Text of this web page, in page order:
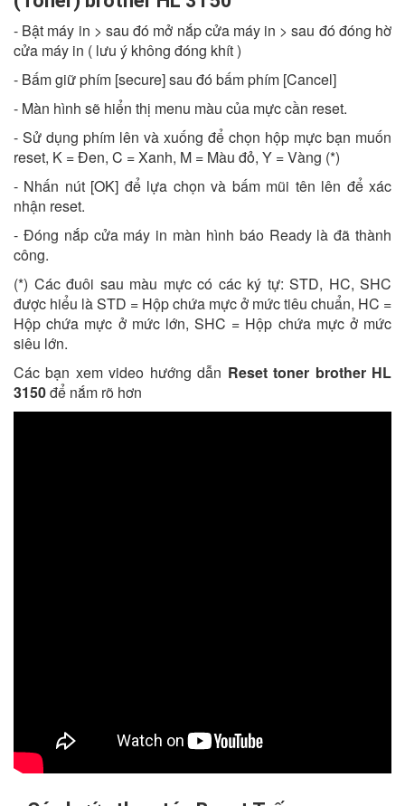
- Bật máy in > sau đó mở nắp cửa máy in > sau đó đóng hờ
cửa máy in ( lưu ý không đóng khít )
- Bấm giữ phím [secure] sau đó bấm phím [Cancel]
- Màn hình sẽ hiển thị menu màu của mực cần reset.
- Sử dụng phím lên và xuống để chọn hộp mực bạn muốn
reset, K = Đen, C = Xanh, M = Màu đỏ, Y = Vàng (*)
- Nhấn nút [OK] để lựa chọn và bấm mũi tên lên để xác
nhận reset.
- Đóng nắp cửa máy in màn hình báo Ready là đã thành
công.
(*) Các đuôi sau màu mực có các ký tự: STD, HC, SHC
được hiểu là STD = Hộp chứa mực ở mức tiêu chuẩn, HC =
Hộp chứa mực ở mức lớn, SHC = Hộp chứa mực ở mức
siêu lớn.
Các bạn xem video hướng dẫn Reset toner brother HL
3150để nắm rõ hơn